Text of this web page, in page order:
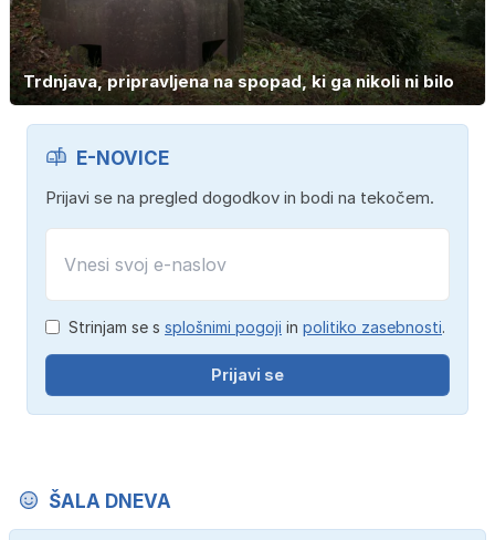
Trdnjava, pripravljena na spopad, ki ga nikoli ni bilo
E-NOVICE
Prijavi se na pregled dogodkov in bodi na tekočem.
Strinjam se s splošnimi pogoji in politiko zasebnosti.
Prijavi se
ŠALA DNEVA